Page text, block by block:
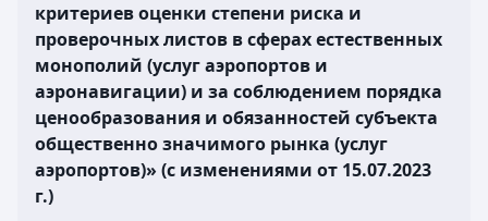
критериев оценки степени риска и
проверочных листов в сферах естественных
монополий (услуг аэропортов и
аэронавигации) и за соблюдением порядка
ценообразования и обязанностей субъекта
общественно значимого рынка (услуг
аэропортов)» (с изменениями от 15.07.2023
г.)